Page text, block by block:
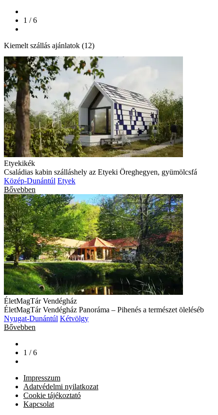
1 / 6
Kiemelt szállás ajánlatok (12)
Etyekikék
Családias kabin szálláshely az Etyeki Öreghegyen, gyümölcsfá
Közép-Dunántúl Etyek
Bővebben
ÉletMagTár Vendégház
ÉletMagTár Vendégház Panoráma – Pihenés a természet öleléséb
Nyugat-Dunántúl Kétvölgy
Bővebben
1 / 6
Impresszum
Adatvédelmi nyilatkozat
Cookie tájékoztató
Kapcsolat